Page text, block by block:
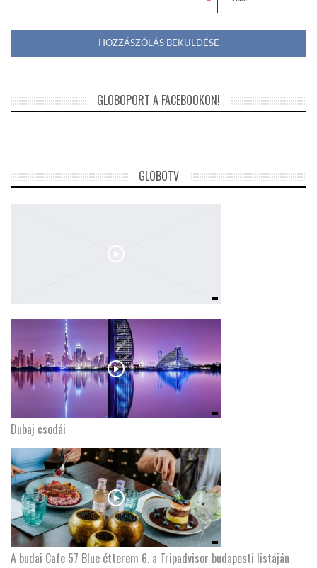
GLOBOPORT A FACEBOOKON!
GLOBOTV
Dubaj csodái
A budai Cafe 57 Blue étterem 6. a Tripadvisor budapesti listáján